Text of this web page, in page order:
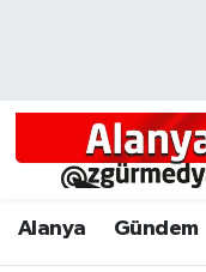
Alanya Gündem
Alanyum
Alanya Hava